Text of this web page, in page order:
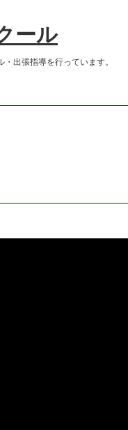
ール
出張指導を行っています。